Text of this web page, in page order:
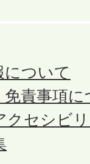
について
免責事項
クセシビ